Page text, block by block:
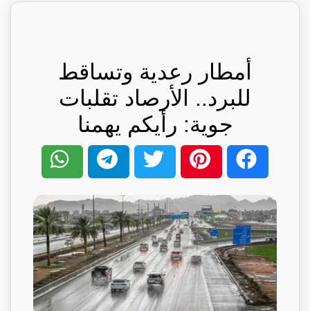
أمطار رعدية وتساقط
للبرد.. الأرصاد تقلبات
جوية: رأيكم يهمنا